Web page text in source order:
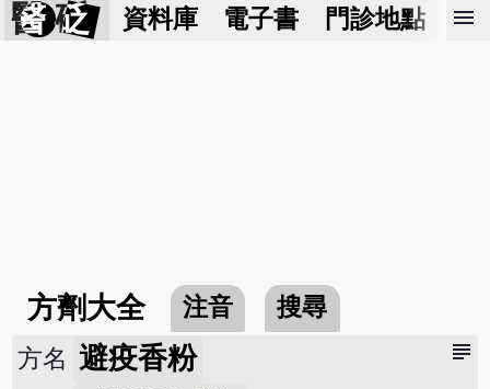
醫 砭 資料庫 電子書 門診地點 預
menu
方劑大全 注音 搜尋
subject
方名 避疫香粉